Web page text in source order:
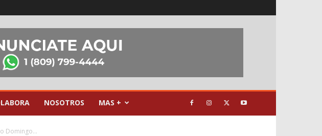
NOSOTROS MAS +
Domingo...